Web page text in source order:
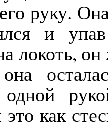
руку.
и
локоть,
одной
это как